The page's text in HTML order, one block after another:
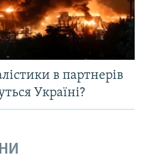
в партнерів
Україні?